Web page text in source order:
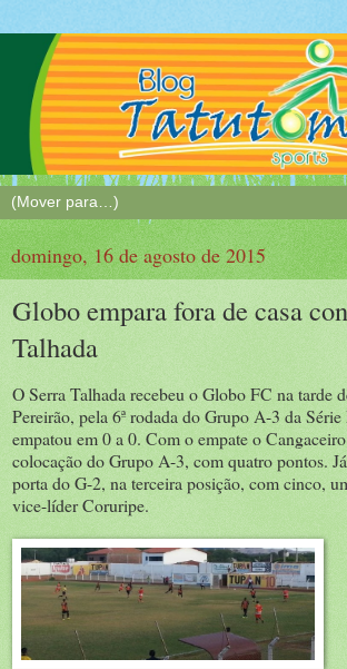
domingo, 16 de agosto de 2015
Globo empara fora de casa
Talhada
O Serra Talhada recebeu o Globo FC na tarde
Pereirão, pela 6ª rodada do Grupo A-3 da
empatou em 0 a 0. Com o empate o
colocação do Grupo A-3, com quatro pontos.
porta do G-2, na terceira posição, com cinco,
vice-líder Coruripe.